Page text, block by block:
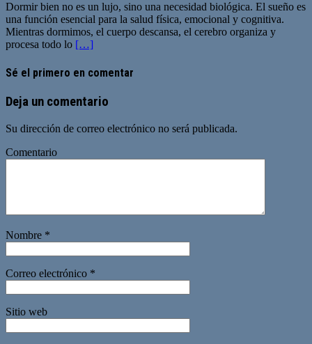
Dormir bien no es un lujo, sino una necesidad biológica. El sueño es
una función esencial para la salud física, emocional y cognitiva.
Mientras dormimos, el cuerpo descansa, el cerebro organiza y
procesa todo lo […]
Sé el primero en comentar
Deja un comentario
Su dirección de correo electrónico no será publicada.
Comentario
Nombre *
Correo electrónico *
Sitio web